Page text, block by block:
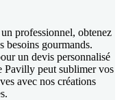
professionnel, obtenez
besoins gourmands.
un devis personnalisé
Pavilly peut sublimer vos
avec nos créations